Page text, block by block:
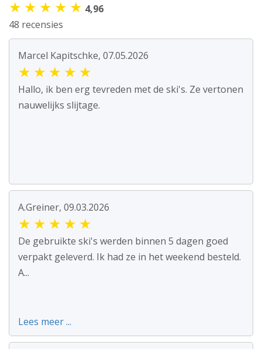
★ ★ ★ ★ ★ 4,96
48 recensies
Marcel Kapitschke, 07.05.2026
★ ★ ★ ★ ★
Hallo, ik ben erg tevreden met de ski's. Ze vertonen
nauwelijks slijtage.
A.Greiner, 09.03.2026
★ ★ ★ ★ ★
De gebruikte ski's werden binnen 5 dagen goed
verpakt geleverd. Ik had ze in het weekend besteld.
A...
Lees meer ...